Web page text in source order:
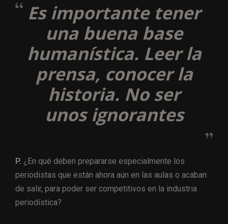
Es importante tener
una buena base
humanística. Leer la
prensa, conocer la
historia. No ser
unos ignorantes
P. ¿En qué deben prepararse especialmente los
periodistas que están ahora aún en las aulas o acaban
de salir, para poder ser competitivos en la industria
periodística?